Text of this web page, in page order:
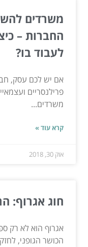
משרדים
החברות –
לעבוד בו?
אם יש לכם עסק,
פרילנסריים
משרדים...
קרא עוד »
אוק 30, 2018
חוג אגרוף:
אגרוף הוא לא רק
הכושר הגופני,